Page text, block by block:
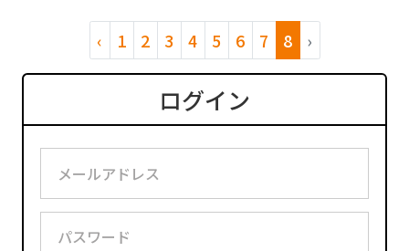
‹ 1 2 3 4 5 6 7 8 ›
ログイン